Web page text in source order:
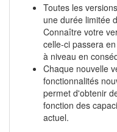
Toutes les
une durée limitée
Connaître votre
celle-ci passera
à niveau en
Chaque nouvelle
fonctionnalités
permet d'obtenir
fonction des
actuel.